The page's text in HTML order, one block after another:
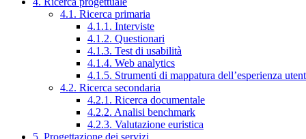
4.1. Ricerca primaria
4.1.1. Interviste
4.1.2. Questionari
4.1.3. Test di usabilità
4.1.4. Web analytics
4.1.5. Strumenti di mappatura dell’esperienza
4.2. Ricerca secondaria
4.2.1. Ricerca documentale
4.2.2. Analisi benchmark
4.2.3. Valutazione euristica
5. Progettazione dei servizi